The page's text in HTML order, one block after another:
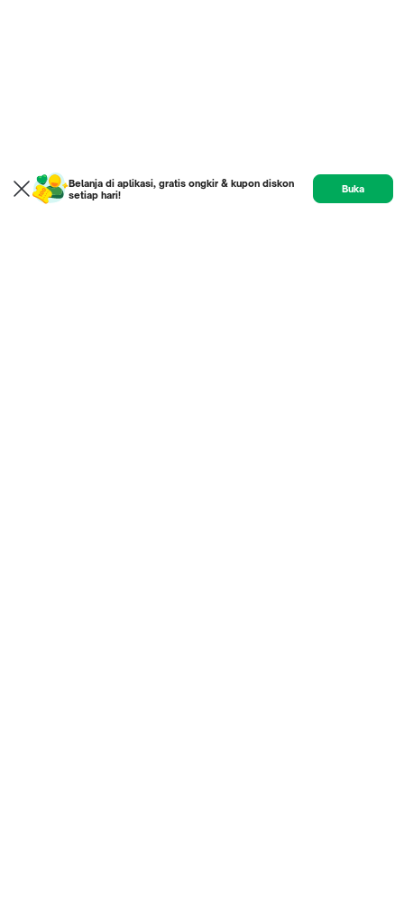
Belanja di aplikasi, gratis ongkir & kupon diskon
setiap hari!
Buka